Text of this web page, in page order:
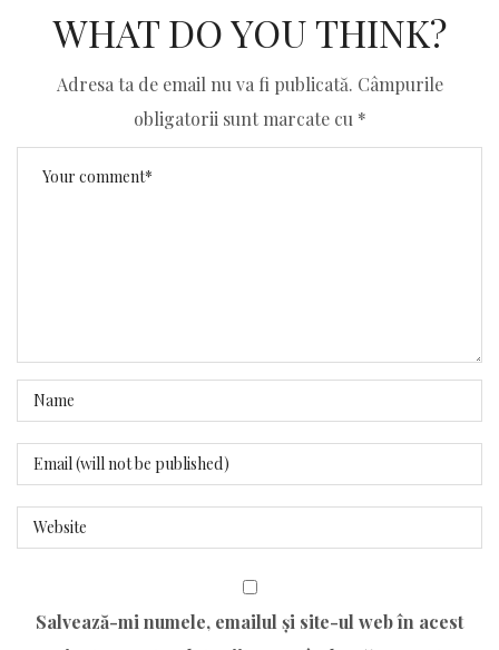
WHAT DO YOU THINK?
Adresa ta de email nu va fi publicată. Câmpurile
obligatorii sunt marcate cu *
Salvează-mi numele, emailul și site-ul web în acest